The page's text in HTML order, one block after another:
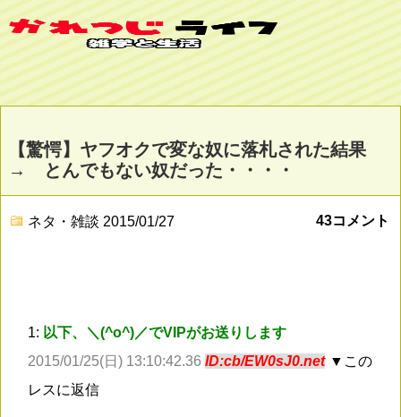
【驚愕】ヤフオクで変な奴に落札された結果
→ とんでもない奴だった・・・・
ネタ・雑談 2015/01/27 43コメント
1: 以下、＼(^o^)／でVIPがお送りします
2015/01/25(日) 13:10:42.36 ID:cb/EW0sJ0.net ▼この
レスに返信